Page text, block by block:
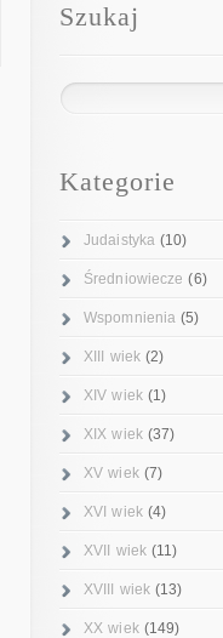
Szukaj
Kategorie
Judaistyka (10)
Średniowiecze (6)
Wspomnienia (5)
XIII wiek(2)
XIV wiek(1)
XIX wiek(37)
XV wiek(7)
XVI wiek(4)
XVII wiek(11)
XVIII wiek (13)
XX wiek(149)